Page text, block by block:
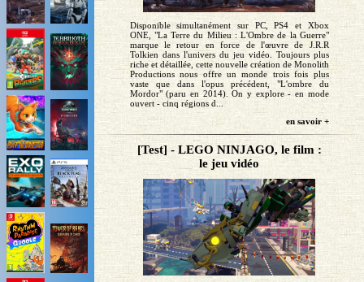
Disponible simultanément sur PC, PS4 et Xbox
ONE, "La Terre du Milieu : L'Ombre de la Guerre"
marque le retour en force de l'œuvre de J.R.R
Tolkien dans l'univers du jeu vidéo. Toujours plus
riche et détaillée, cette nouvelle création de Monolith
Productions nous offre un monde trois fois plus
vaste que dans l'opus précédent, "L'ombre du
Mordor" (paru en 2014). On y explore - en mode
ouvert - cinq régions d...
en savoir +
[Test] - LEGO NINJAGO, le film :
le jeu vidéo